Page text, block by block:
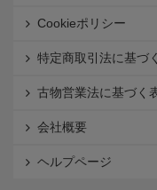
Cookieポリシー
特定商取引法に基づ
古物営業法に基づく
会社概要
ヘルプページ